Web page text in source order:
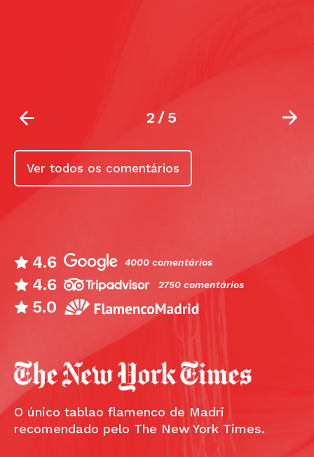
2/5
Ver todos os comentários
4.6 4000 comentários
4.6 2750 comentários
5.0
O único tablao flamenco de Madri
recomendado pelo The New York Times.